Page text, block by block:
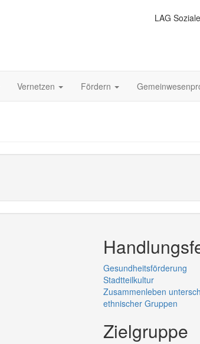
LAG
Vernetzen Fördern
Gesundheitsförderung
Stadtteilkultur
Zusammenleben
ethnischer Gruppen
Zielgruppe